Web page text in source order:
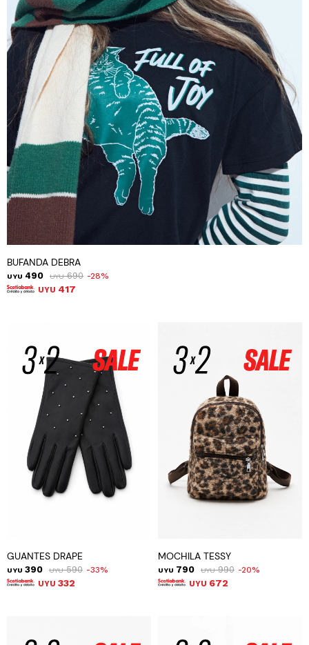
BUFANDA DEBRA
UYU 490 UYU 690 28
UYU 417
GUANTES DRAPE
UYU 390 UYU 590 33
UYU 332
MOCHILA TESSY
UYU 790 UYU 990 20
UYU 672